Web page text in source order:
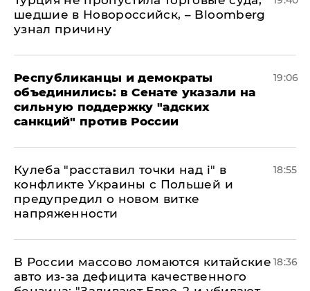
шедшие в Новороссийск, – Bloomberg
узнал причину
Республиканцы и демократы
объединились: в Сенате указали на
сильную поддержку "адских
санкций" против России
19:06
Кулеба "расставил точки над і" в
конфликте Украины с Польшей и
предупредил о новом витке
напряженности
18:55
В России массово ломаются китайские
авто из-за дефицита качественного
18:36